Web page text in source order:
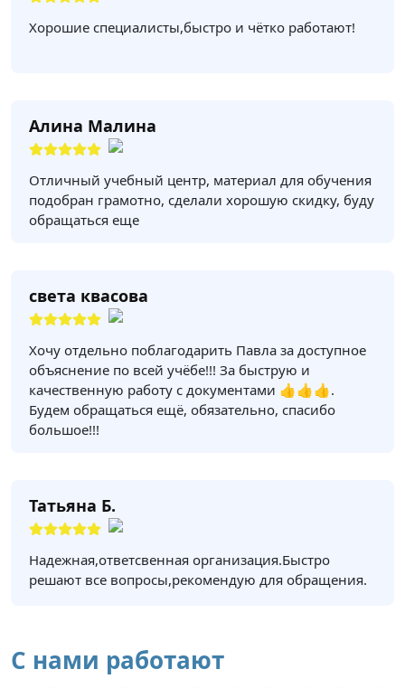
Хорошие специалисты,быстро и чётко работают!
Алина Малина
Отличный учебный центр, материал для обучения
подобран грамотно, сделали хорошую скидку, буду
обращаться еще
света квасова
Хочу отдельно поблагодарить Павла за доступное
объяснение по всей учёбе!!! За быструю и
качественную работу с документами 👍👍👍.
Будем обращаться ещё, обязательно, спасибо
большое!!!
Татьяна Б.
Надежная,ответсвенная организация.Быстро
решают все вопросы,рекомендую для обращения.
С нами работают